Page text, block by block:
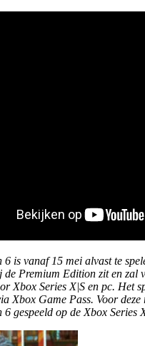
is vanaf 15 mei alvast te
de Premium Edition zit en zal
Xbox Series X|S en pc. Het
Xbox Game Pass. Voor deze
gespeeld op de Xbox Series